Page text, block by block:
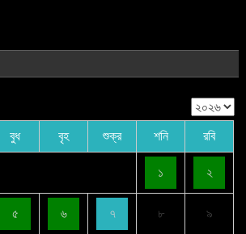
বুধ বৃহ শুক্র শনি রবি
১ ২
৫ ৬ ৭ ৮ ৯